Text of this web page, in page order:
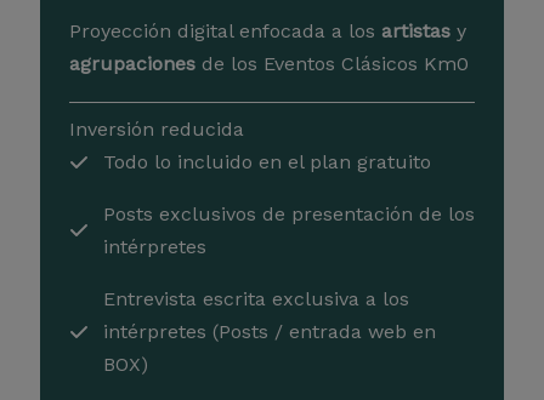
Proyección digital enfocada a los artistasy
agrupacionesde los Eventos Clásicos Km0
Inversión reducida
Todo lo incluido en el plan gratuito
Posts exclusivos de presentación de los
intérpretes
Entrevista escrita exclusiva a los
intérpretes (Posts / entrada web en
BOX)